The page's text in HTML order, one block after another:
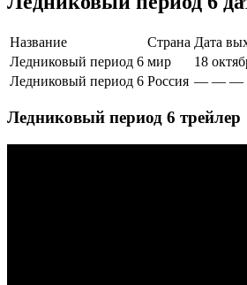
Название Страна Дата
Ледниковый период 6 мир
18
Ледниковый период 6 Россия — — —
Ледниковый период 6 трейлер